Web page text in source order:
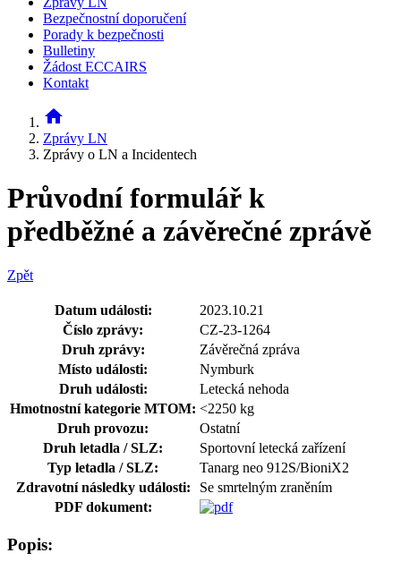
Bezpečnostní doporučení
Porady k bezpečnosti
Bulletiny
Žádost ECCAIRS
Kontakt
home
Zprávy LN
Zprávy o LN a Incidentech
Průvodní formulář k
předběžné a závěrečné zprávě
Zpět
Datum události:
2023.10.21
Číslo zprávy:
CZ-23-1264
Druh zprávy:
Závěrečná zpráva
Místo události:
Nymburk
Druh události:
Letecká nehoda
Hmotnostní kategorie MTOM: <2250 kg
Druh provozu:
Ostatní
Druh letadla / SLZ:
Sportovní letecká zařízení
Typ letadla / SLZ:
Tanarg neo 912S/BioniX2
Zdravotní následky události:
Se smrtelným zraněním
PDF dokument:
Popis: